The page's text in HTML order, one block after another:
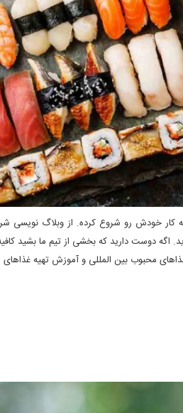
خودش رو شروع کرده. از وبلاگ نویسی
اگه دوست دارید که بخشی از تیم ما بشید
محبوب بین المللی و آموزش تهیه غذاهای